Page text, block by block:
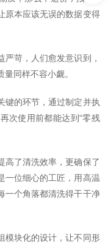
原本应该无误的数据变得
严苛，人们愈发意识到，
同样不容小觑。
键的环节，通过制定并执
次使用前都能达到 “零残
高了清洗效率，更确保了
一位细心的工匠，用高温
一个角落都清洗得干干净
模块化的设计，让不同形